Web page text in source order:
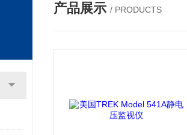
产品展示 / PRODUCTS